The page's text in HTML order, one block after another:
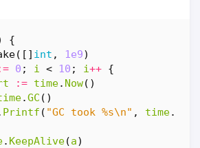
{
([] int , 1e9)
0 ; i < 10 ; i++ {
:= time. Now()
.GC ()
Printf ( "GC took %s\n" , time.
. KeepAlive(a)